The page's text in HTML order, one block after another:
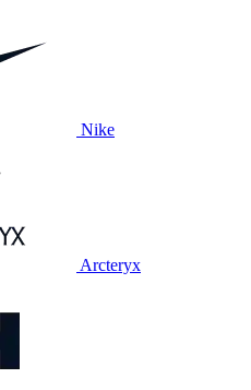
Nike
Arcteryx